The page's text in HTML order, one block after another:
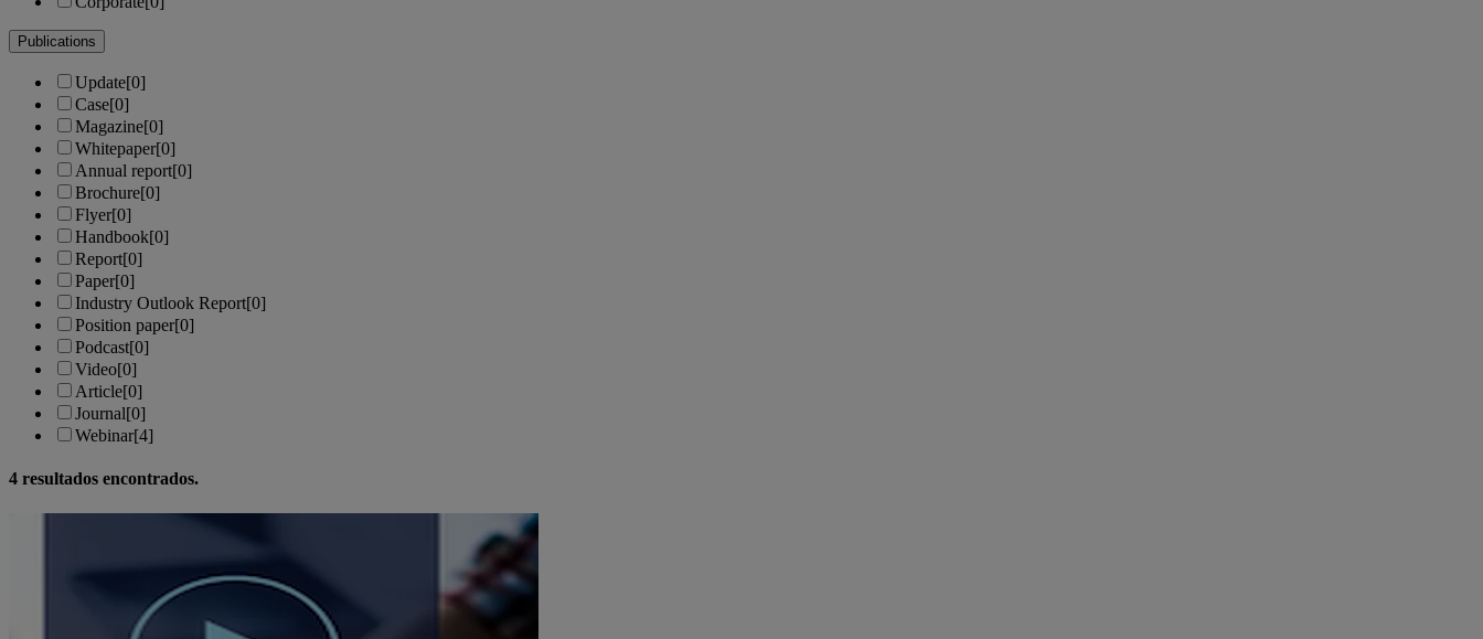
Publications
Update[0]
Case[0]
Magazine[0]
Whitepaper[0]
Annual report[0]
Brochure[0]
Flyer[0]
Handbook[0]
Report[0]
Paper[0]
Industry Outlook Report[0]
Position paper[0]
Podcast[0]
Video[0]
Article[0]
Journal[0]
Webinar[4]
4 resultados encontrados.